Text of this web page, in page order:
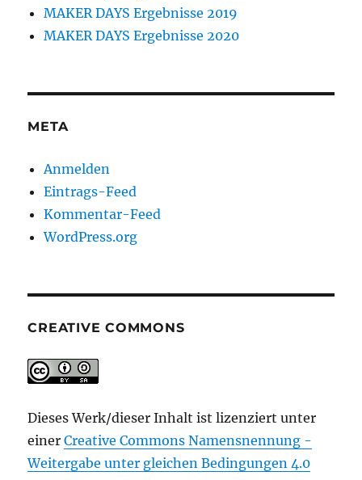
MAKER DAYS Ergebnisse 2019
MAKER DAYS Ergebnisse 2020
META
Anmelden
Eintrags-Feed
Kommentar-Feed
WordPress.org
CREATIVE COMMONS
Dieses Werk/dieser Inhalt ist lizenziert unter
einerCreative Commons Namensnennung -
Weitergabe unter gleichen Bedingungen 4.0